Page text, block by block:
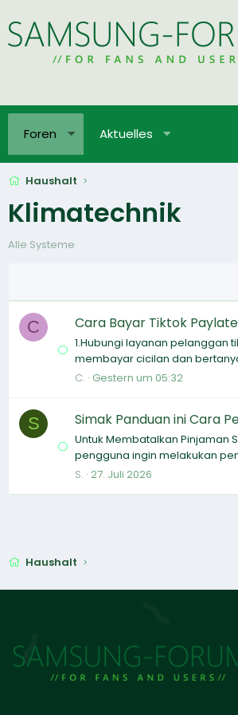
Foren Aktuelles
Haushalt
Klimatechnik
Alle Systeme
C Cara Bayar Tiktok
1.Hubungi layanan pelanggan
membayar cicilan dan
C. Gestern um 05:32
S Simak Panduan ini Cara
Untuk Membatalkan Pinjaman
pengguna ingin melakukan
S. 27. Juli 2026
Haushalt